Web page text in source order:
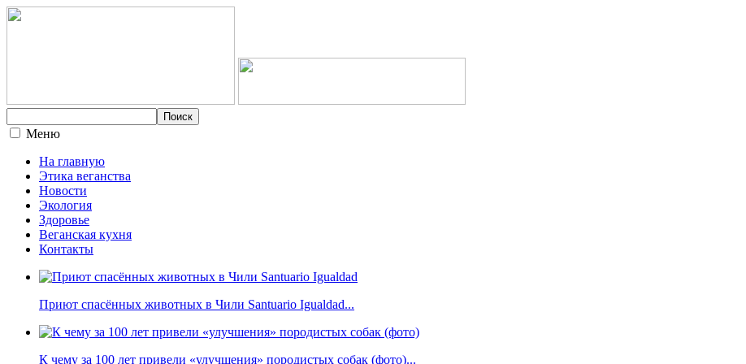
Меню
На главную
Этика веганства
Новости
Экология
Здоровье
Веганская кухня
Контакты
Приют спасённых животных в Чили Santuario Igualdad...
К чему за 100 лет привели «улучшения» породистых собак (фото)...